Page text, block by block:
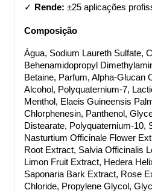
✓ Rende: ±25 aplicações
Composição
Água, Sodium Laureth Sulfate,
Behenamidopropyl
Betaine, Parfum, Alpha-Glucan
Alcohol, Polyquaternium-7,
Menthol, Elaeis Guineensis
Chlorphenesin, Panthenol,
Distearate, Polyquaternium-10,
Nasturtium Officinale Flower
Root Extract, Salvia Officinalis
Limon Fruit Extract, Hedera
Saponaria Bark Extract, Rose
Chloride, Propylene Glycol,